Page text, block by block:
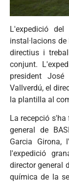
L'expedició
instal·lacions
directius i
conjunt.
president
Vallverdú, el
la plantilla al
La recepció
general de
Garcia Girona,
l'expedició
director general
química de la